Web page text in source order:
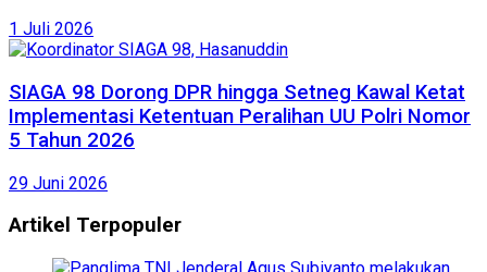
1 Juli 2026
SIAGA 98 Dorong DPR hingga Setneg Kawal Ketat
Implementasi Ketentuan Peralihan UU Polri Nomor
5 Tahun 2026
29 Juni 2026
Artikel Terpopuler